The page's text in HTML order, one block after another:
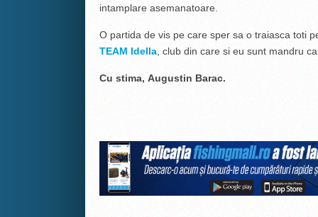
intamplare asemanatoare.
O partida de vis pe care sper sa o traiasca toti
TEAM Idella, club din care si eu sunt mandru
Cu stima, Augustin Barac.